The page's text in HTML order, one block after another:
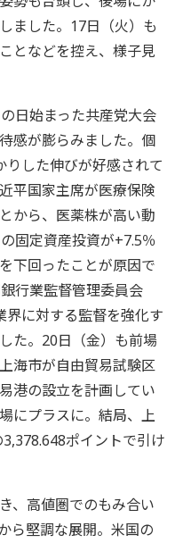
ました。17日（火）も
となどを控え、様子見
日始まった共産党大会
感が膨らみました。個
した伸びが好感されて
平国家主席が医療保険
から、医薬株が高い動
固定資産投資が+7.5％
下回ったことが原因で
行業監督管理委員会
界に対する監督を強化す
た。20日（金）も前場
海市が自由貿易試験区
港の設立を計画してい
にプラスに。結局、上
ポイントで引け
、高値圏でのもみ合い
ら堅調な展開。米国の